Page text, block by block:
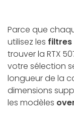
Parce que
utilisez les filtres
trouver la RTX
votre sélection
longueur de la
dimensions
les modèles